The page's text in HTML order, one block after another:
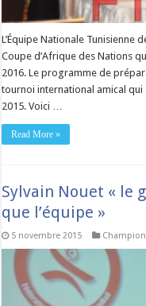
L’Équipe Nationale Tunisienne
Coupe d’Afrique des Nations
2016. Le programme de
tournoi international amical qui
2015. Voici …
Read More »
Sylvain Nouet « le
que l’équipe »
5 novembre 2015